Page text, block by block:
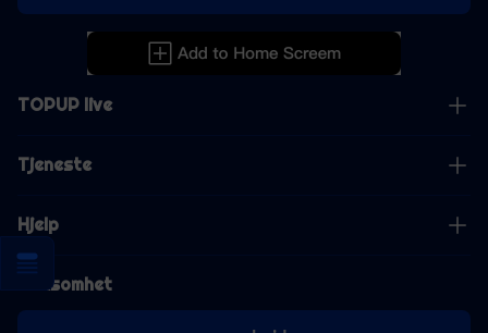
TOPUP live
Tjeneste
Hjelp
Virksomhet